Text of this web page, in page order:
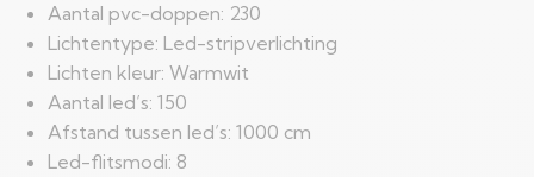
Aantal pvc-doppen: 230
Lichtentype: Led-stripverlichting
Lichten kleur: Warmwit
Aantal led’s: 150
Afstand tussen led’s: 1000 cm
Led-flitsmodi: 8